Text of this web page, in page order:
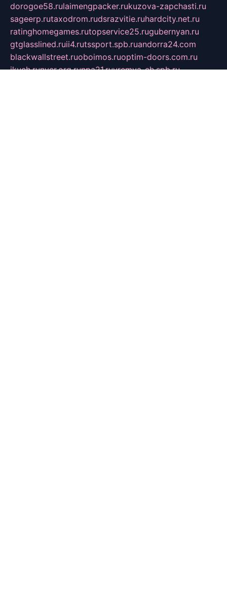
dorogoe58.rulaimengpacker.rukuzova-zapchasti.ru
sageerp.rutaxodrom.rudsrazvitie.ruhardcity.net.ru
ratinghomegames.rutopservice25.rugubernyan.ru
gtglasslined.ruii4.rutssport.spb.ruandorra24.com
blackwallstreet.ruoboimos.ruoptim-doors.com.ru
ikuch.runycr.org.runpa21.ruvremya-ch.spb.ru